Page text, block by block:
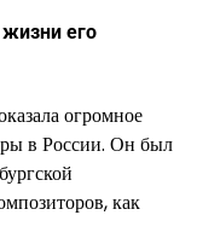
его
огромное
в России. Он был
как